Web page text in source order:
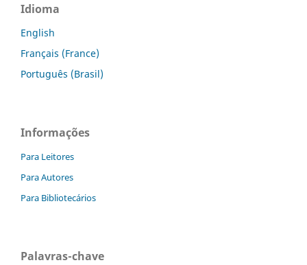
Idioma
English
Français (France)
Português (Brasil)
Informações
Para Leitores
Para Autores
Para Bibliotecários
Palavras-chave